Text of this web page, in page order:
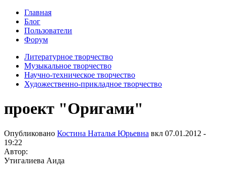
Главная
Блог
Пользователи
Форум
Литературное творчество
Музыкальное творчество
Научно-техническое творчество
Художественно-прикладное творчество
проект "Оригами"
Опубликовано Костина Наталья Юрьевна вкл 07.01.2012 -
19:22
Автор:
Утигалиева Аида